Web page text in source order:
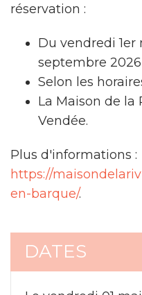
réservation :
Du vendredi
septembre 2026
Selon les
La Maison de la
Vendée.
Plus d'informations :
https://
en-barque/.
DATES